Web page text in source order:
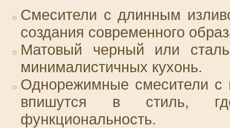
Смесители с длинным
создания современного
Матовый черный или
минималистичных кухонь.
Однорежимные смесители с
впишутся в стиль,
функциональность.